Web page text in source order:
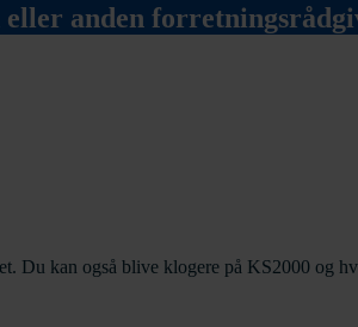
anden
Du kan også blive klogere på KS2000 og